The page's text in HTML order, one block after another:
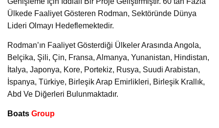
Ülkede Faaliyet Gösteren Rodman, Sektöründe Dünya
Lideri Olmayı Hedeflemektedir.
Rodman’ın Faaliyet Gösterdiği Ülkeler Arasında Angola,
Belçika, Şili, Çin, Fransa, Almanya, Yunanistan, Hindistan,
İtalya, Japonya, Kore, Portekiz, Rusya, Suudi Arabistan,
İspanya, Türkiye, Birleşik Arap Emirlikleri, Birleşik Krallık,
Abd Ve Diğerleri Bulunmaktadır.
Boats Group